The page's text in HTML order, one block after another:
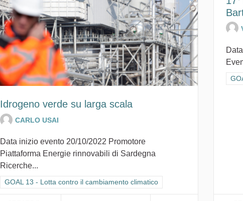
Idrogeno verde su larga scala
CARLO USAI
Data inizio evento 20/10/2022 Promotore
Piattaforma Energie rinnovabili di Sardegna
Ricerche...
Filtra i risultati per categoria: GOAL 13 - Lotta contro il cambiamento
GOAL 13 - Lotta contro il cambiamento climatico